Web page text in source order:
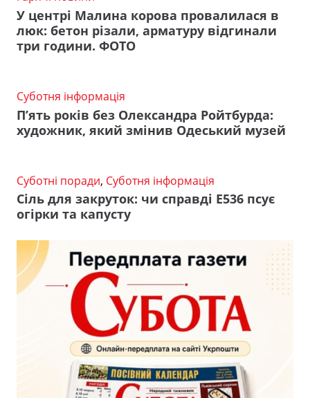
У центрі Малина корова провалилася в
люк: бетон різали, арматуру відгинали
три години. ФОТО
Суботня інформація
П’ять років без Олександра Ройтбурда:
художник, який змінив Одеський музей
Суботні поради, Суботня інформація
Сіль для закруток: чи справді Е536 псує
огірки та капусту